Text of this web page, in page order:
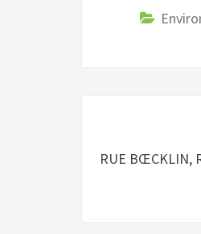
RUE BŒCKLIN,